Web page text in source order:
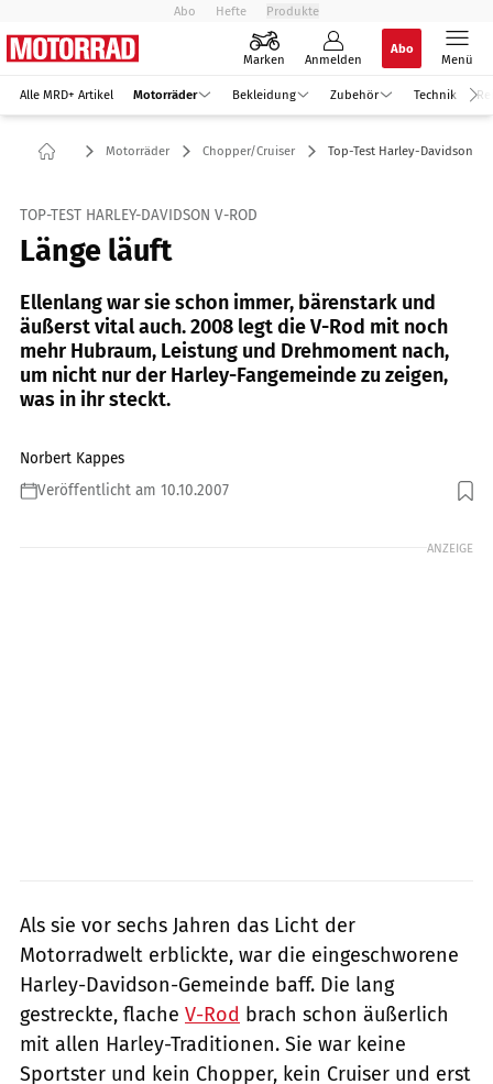
Abo Hefte Produkte
Marken Anmelden
Abo
Menü
Alle MRD+ Artikel Motorräder Bekleidung Zubehör Technik
Motorräder Chopper/Cruiser Top-Test Harley-Davidson V-
TOP-TEST HARLEY-DAVIDSON V-ROD
Länge läuft
Ellenlang war sie schon immer, bärenstark und
äußerst vital auch. 2008 legt die V-Rod mit noch
mehr Hubraum, Leistung und Drehmoment nach,
um nicht nur der Harley-Fangemeinde zu zeigen,
was in ihr steckt.
Norbert Kappes
Veröffentlicht am 10.10.2007
Foto: Jahn
ANZEIGE
Als sie vor sechs Jahren das Licht der
Motorradwelt erblickte, war die eingeschworene
Harley-Davidson-Gemeinde baff. Die lang
gestreckte, flache V-Rod brach schon äußerlich
mit allen Harley-Traditionen. Sie war keine
Sportster und kein Chopper, kein Cruiser und erst